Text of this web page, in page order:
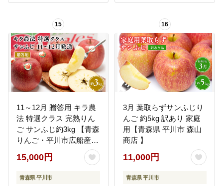
あり 長野県 飯綱町
15
11～12月 贈答用 キラ農
法 特選クラス 完熟りん
ご サンふじ約3kg 【青森
りんご・平川市広船産・
11月・12月】【hi-0008-
009】
15,000円
青森県 平川市
16
3月 葉取らずサンふじり
んご 約5kg 訳あり 家庭
用【青森県 平川市 森山
商店 】
11,000円
青森県 平川市